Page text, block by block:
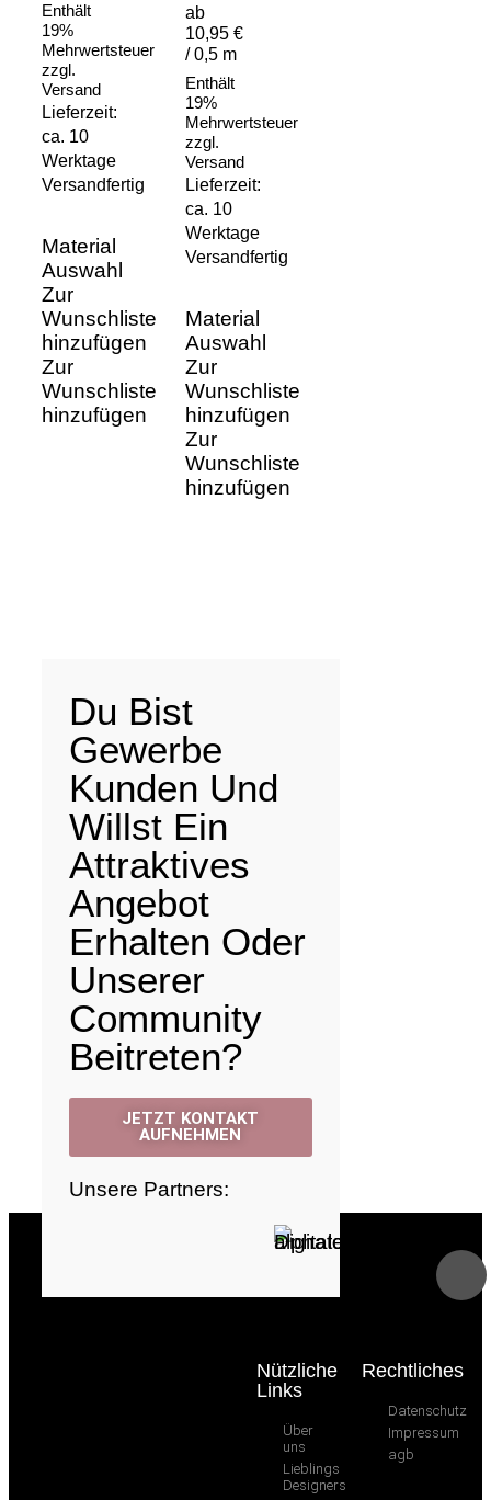
Enthält
19%
Mehrwertsteuer
zzgl.
Versand
Lieferzeit:
ca. 10
Werktage
Versandfertig
Material
Auswahl
Zur
Wunschliste
hinzufügen
Zur
Wunschliste
hinzufügen
ab
10,95 €
/ 0,5 m
Enthält
19%
Mehrwertsteuer
zzgl.
Versand
Lieferzeit:
ca. 10
Werktage
Versandfertig
Material
Auswahl
Zur
Wunschliste
hinzufügen
Zur
Wunschliste
hinzufügen
Du Bist
Gewerbe
Kunden Und
Willst Ein
Attraktives
Angebot
Erhalten Oder
Unserer
Community
Beitreten?
JETZT KONTAKT
AUFNEHMEN
Unsere Partners:
Nützliche
Links
Über
uns
Lieblings
Designers
Rechtliches
Datenschutz
Impressum
agb